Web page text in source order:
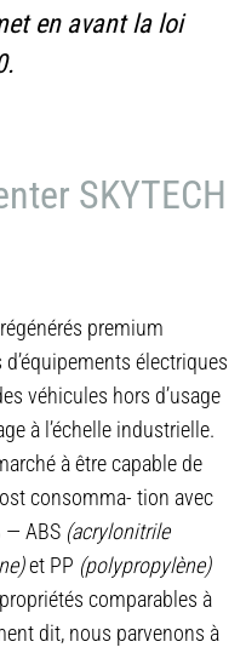
en avant la loi
SKYTECH
premium
électriques
véhicules hors d’usage
à l’échelle industrielle.
à être capable de
consomma- tion avec
— ABS (acrylonitrile
et PP (polypropylène)
comparables à
dit, nous parvenons à